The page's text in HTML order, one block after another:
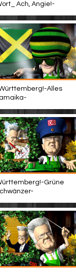
Ach, Angie!-
Alles
Grüne